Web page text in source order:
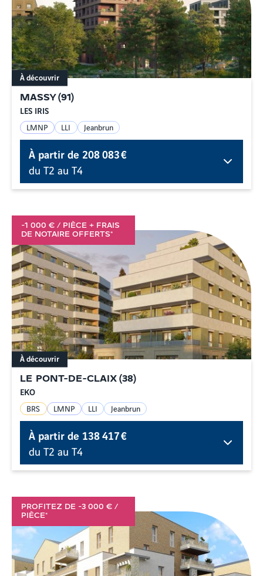
MASSY (91 )
LES IRIS
À découvrir
LMNP LLI Jeanbrun
À partir de208 083 €
du T2 au T4
-1 000 € / PIÈCE + FRAIS
DE NOTAIRE OFFERTS*
LE PONT-DE-CLAIX (38)
EKO
À découvrir
BRS LMNP LLI Jeanbrun
À partir de138 417 €
du T2 au T4
PROFITEZ DE -3 000 € /
PIÈCE*